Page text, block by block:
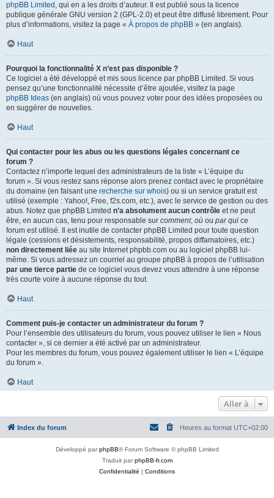
phpBB Limited , qui en a les droits d’auteur. Il est publié sous la licence
publique générale GNU version 2 (GPL-2.0) et peut être diffusé librement. Pour
plus d’informations, visitez la page « À propos de phpBB » (en anglais).
Haut
Pourquoi la fonctionnalité X n’est pas disponible ?
Ce logiciel a été développé et mis sous licence par phpBB Limited. Si vous
pensez qu’une fonctionnalité nécessite d’être ajoutée, visitez la page
phpBB Ideas (en anglais) où vous pouvez voter pour des idées proposées ou
en suggérer de nouvelles.
Haut
Qui contacter pour les abus ou les questions légales concernant ce
forum ?
Contactez n’importe lequel des administrateurs de la liste « L’équipe du
forum ». Si vous restez sans réponse alors prenez contact avec le propriétaire
du domaine (en faisant une recherche sur whois) ou si un service gratuit est
utilisé (exemple : Yahoo!, Free, f2s.com, etc.), avec le service de gestion ou des
abus. Notez que phpBB Limited n’a absolument aucun contrôle et ne peut
être, en aucun cas, tenu pour responsable sur comment, où ou par qui ce
forum est utilisé. Il est inutile de contacter phpBB Limited pour toute question
légale (cessions et désistements, responsabilité, propos diffamatoires, etc.)
non directement liée au site Internet phpbb.com ou au logiciel phpBB lui-
même. Si vous adressez un courriel au groupe phpBB à propos de l’utilisation
par une tierce partie de ce logiciel vous devez vous attendre à une réponse
très courte voire à aucune réponse du tout.
Haut
Comment puis-je contacter un administrateur du forum ?
Pour l’ensemble des utilisateurs du forum, vous pouvez utiliser le lien « Nous
contacter », si ce dernier a été activé par un administrateur.
Pour les membres du forum, vous pouvez également utiliser le lien « L’équipe
du forum ».
Haut
Aller à
Index du forum Heures au format UTC+02:00
Développé parphpBB® Forum Software © phpBB Limited
Traduit parphpBB-fr.com
Confidentialité | Conditions